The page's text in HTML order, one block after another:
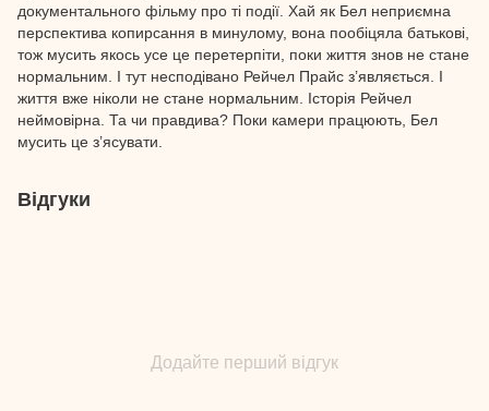
документального фільму про ті події. Хай як Бел неприємна
перспектива копирсання в минулому, вона пообіцяла батькові,
тож мусить якось усе це перетерпіти, поки життя знов не стане
нормальним. І тут несподівано Рейчел Прайс з’являється. І
життя вже ніколи не стане нормальним. Історія Рейчел
неймовірна. Та чи правдива? Поки камери працюють, Бел
мусить це з’ясувати.
Відгуки
Додайте перший відгук